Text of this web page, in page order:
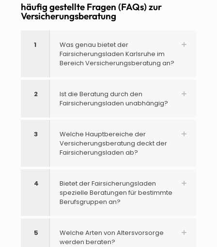
häufig gestellte Fragen (FAQs) zur
Versicherungsberatung
1
Was genau bietet der
Fairsicherungsladen Karlsruhe im
Bereich Versicherungsberatung an?
2
Ist die Beratung durch den
Fairsicherungsladen unabhängig?
3
Welche Hauptbereiche der
Versicherungsberatung deckt der
Fairsicherungsladen ab?
4
Bietet der Fairsicherungsladen
spezielle Beratungen für bestimmte
Berufsgruppen an?
5
Welche Arten von Altersvorsorge
werden beraten?